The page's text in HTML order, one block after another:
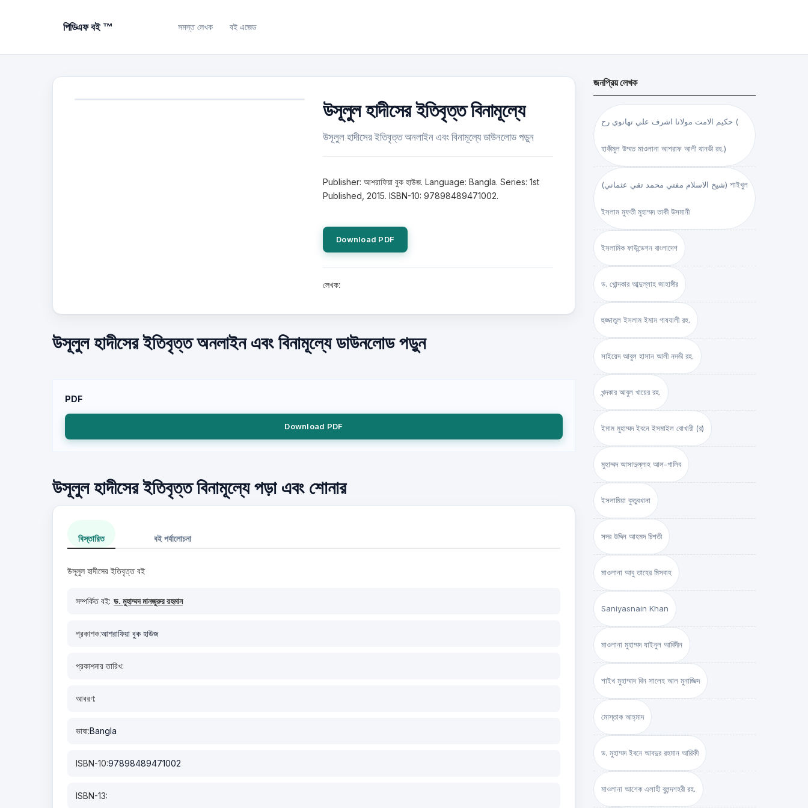
পিডিএফ বই ™ সমস্ত লেখক বই এজেড
উসূলুল হাদীসের ইতিবৃত্ত বিনামূল্যে
উসূলুল হাদীসের ইতিবৃত্ত অনলাইন এবং বিনামূল্যে ডাউনলোড পড়ুন
Publisher: আশরাফিয়া বুক হাউজ. Language: Bangla. Series: 1st
Published, 2015. ISBN-10: 97898489471002.
Download PDF
লেখক:
উসূলুল হাদীসের ইতিবৃত্ত অনলাইন এবং বিনামূল্যে ডাউনলোড পড়ুন
PDF
Download PDF
উসূলুল হাদীসের ইতিবৃত্ত বিনামূল্যে পড়া এবং শোনার
বিস্তারিত বই পর্যালোচনা
উসূলুল হাদীসের ইতিবৃত্ত বই
সম্পর্কিত বই: ড. মুহাম্মদ মানজুরুর রহমান
প্রকাশক:আশরাফিয়া বুক হাউজ
প্রকাশনার তারিখ:
আবরণ:
ভাষা:Bangla
ISBN-10:97898489471002
ISBN-13:
জনপ্রিয় লেখক
حكيم الامت مولانا اشرف علي تهانوي رح (
হাকীমুল উম্মত মাওলানা আশরাফ আলী থানভী রহ.)
(شيخ الاسلام مفتي محمد تقي عثماني) শাইখুল
ইসলাম মুফতী মুহাম্মদ তাকী উসমানী
ইসলামিক ফাউন্ডেশন বাংলাদেশ
ড. খোন্দকার আব্দুল্লাহ জাহাঙ্গীর
হুজ্জাতুল ইসলাম ইমাম গাযযালী রহ.
সাইয়েদ আবুল হাসান আলী নদভী রহ.
খন্দকার আবুল খায়ের রহ.
ইমাম মুহাম্মদ ইবনে ইসমাইল বোখারী (র)
মুহাম্মদ আসাদুল্লাহ আল-গালিব
ইসলামিয়া কুতুবখানা
সদর উদ্দিন আহমদ চিশতী
মাওলানা আবু তাহের মিসবাহ
Saniyasnain Khan
মাওলানা মুহাম্মদ যাইনুল আবিদীন
শাইখ মুহাম্মাদ বিন সালেহ আল মুনাজ্জিদ
মোস্তাক আহ্‌মাদ
ড. মুহাম্মদ ইবনে আবদুর রহমান আরিফী
মাওলানা আশেক এলাহী বুলন্দশহরী রহ.